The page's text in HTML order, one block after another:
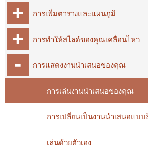
การเพิ่มตารางและแผนภูมิ
การทำให้สไลด์ของคุณเคลื่อนไหว
การแสดงงานนำเสนอของคุณ
การเล่นงานนำเสนอของคุณ
การเปลี่ยนเป็นงานนำเสนอแบ
เล่นด้วยตัวเอง